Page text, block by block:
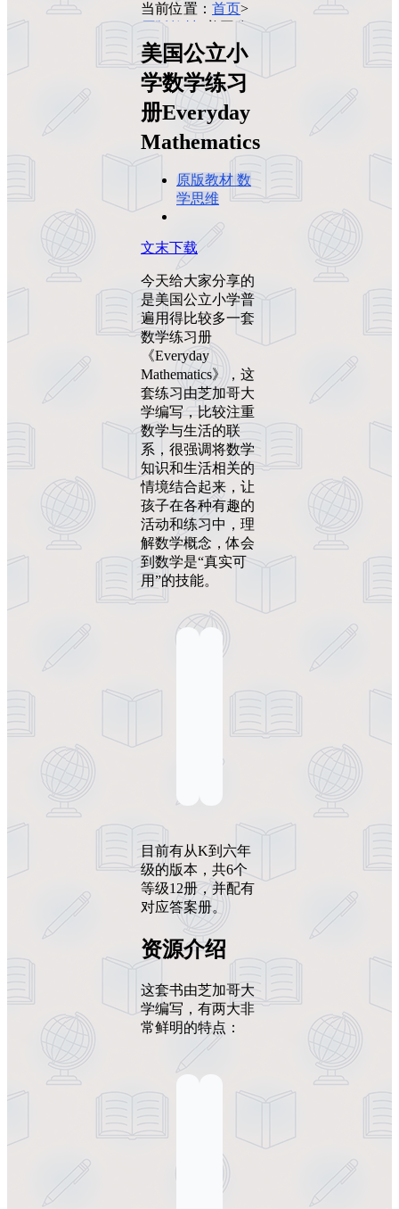
当前位置： 首页>
原版教材
美国公
立小学数学练习册
Everyday
Mathematics
美国公立小
学数学练习
册Everyday
Mathematics
原版教材 数
学思维
文末下载
今天给大家分享的
是美国公立小学普
遍用得比较多一套
数学练习册
《Everyday
Mathematics》，这
套练习由芝加哥大
学编写，比较注重
数学与生活的联
系，很强调将数学
知识和生活相关的
情境结合起来，让
孩子在各种有趣的
活动和练习中，理
解数学概念，体会
到数学是“真实可
用”的技能。
目前有从K到六年
级的版本，共6个
等级12册，并配有
对应答案册。
资源介绍
这套书由芝加哥大
学编写，有两大非
常鲜明的特点：